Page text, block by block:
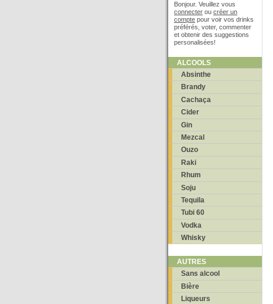
Bonjour. Veuillez vous
connecter ou créer un
compte pour voir vos drinks
préférés, voter, commenter
et obtenir des suggestions
personalisées!
ALCOOLS
Absinthe
Brandy
Cachaça
Cider
Gin
Mezcal
Ouzo
Raki
Rhum
Soju
Tequila
Tubi 60
Vodka
Whisky
AUTRES
Sans alcool
Bière
Liqueurs